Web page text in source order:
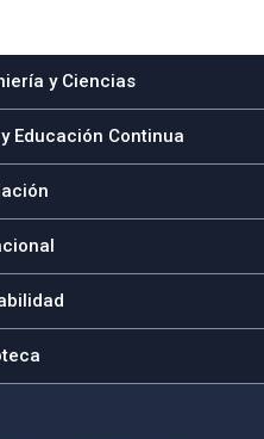
y Ciencias
Educación Continua